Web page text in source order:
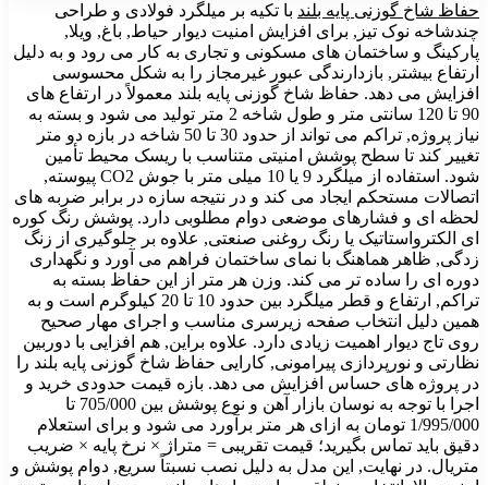
حفاظ شاخ گوزنی پایه بلند با تکیه بر میلگرد فولادی و طراحی
چندشاخه نوک تیز, برای افزایش امنیت دیوار حیاط, باغ, ویلا,
پارکینگ و ساختمان های مسکونی و تجاری به کار می رود و به دلیل
ارتفاع بیشتر, بازدارندگی عبور غیرمجاز را به شکل محسوسی
افزایش می دهد. حفاظ شاخ گوزنی پایه بلند معمولاً در ارتفاع های
90 تا 120 سانتی متر و طول شاخه 2 متر تولید می شود و بسته به
نیاز پروژه, تراکم می تواند از حدود 30 تا 50 شاخه در بازه دو متر
تغییر کند تا سطح پوشش امنیتی متناسب با ریسک محیط تأمین
شود. استفاده از میلگرد 9 یا 10 میلی متر با جوش CO2 پیوسته,
اتصالات مستحکم ایجاد می کند و در نتیجه سازه در برابر ضربه های
لحظه ای و فشارهای موضعی دوام مطلوبی دارد. پوشش رنگ کوره
ای الکترواستاتیک یا رنگ روغنی صنعتی, علاوه بر جلوگیری از زنگ
زدگی, ظاهر هماهنگ با نمای ساختمان فراهم می آورد و نگهداری
دوره ای را ساده تر می کند. وزن هر متر از این حفاظ بسته به
تراکم, ارتفاع و قطر میلگرد بین حدود 10 تا 20 کیلوگرم است و به
همین دلیل انتخاب صفحه زیرسری مناسب و اجرای مهار صحیح
روی تاج دیوار اهمیت زیادی دارد. علاوه براین, هم افزایی با دوربین
نظارتی و نورپردازی پیرامونی, کارایی حفاظ شاخ گوزنی پایه بلند را
در پروژه های حساس افزایش می دهد. بازه قیمت حدودی خرید و
اجرا با توجه به نوسان بازار آهن و نوع پوشش بین 705/000 تا
1/995/000 تومان به ازای هر متر برآورد می شود و برای استعلام
دقیق باید تماس بگیرید؛ قیمت تقریبی = متراژ × نرخ پایه × ضریب
متریال. در نهایت, این مدل به دلیل نصب نسبتاً سریع, دوام پوشش و